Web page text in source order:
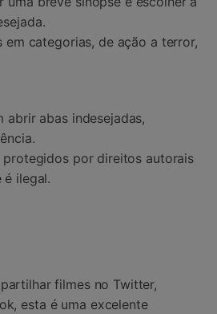
em categorias, de ação a terror,
abrir abas indesejadas,
protegidos por direitos autorais
é ilegal.
filmes no Twitter,
esta é uma excelente